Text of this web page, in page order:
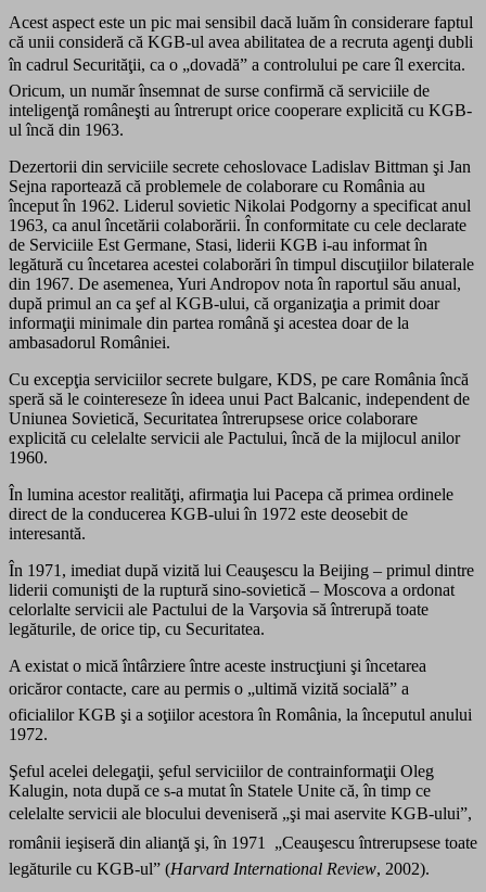
Acest aspect este un pic mai sensibil dacă luăm în considerare faptul
că unii consideră că KGB-ul avea abilitatea de a recruta agenţi dubli
în cadrul Securităţii, ca o „dovadă” a controlului pe care îl exercita.
Oricum, un număr însemnat de surse confirmă că serviciile de
inteligenţă româneşti au întrerupt orice cooperare explicită cu KGB-
ul încă din 1963.
Dezertorii din serviciile secrete cehoslovace Ladislav Bittman şi Jan
Sejna raportează că problemele de colaborare cu România au
început în 1962. Liderul sovietic Nikolai Podgorny a specificat anul
1963, ca anul încetării colaborării. În conformitate cu cele declarate
de Serviciile Est Germane, Stasi, liderii KGB i-au informat în
legătură cu încetarea acestei colaborări în timpul discuţiilor bilaterale
din 1967. De asemenea, Yuri Andropov nota în raportul său anual,
după primul an ca şef al KGB-ului, că organizaţia a primit doar
informaţii minimale din partea română şi acestea doar de la
ambasadorul României.
Cu excepţia serviciilor secrete bulgare, KDS, pe care România încă
speră să le cointereseze în ideea unui Pact Balcanic, independent de
Uniunea Sovietică, Securitatea întrerupsese orice colaborare
explicită cu celelalte servicii ale Pactului, încă de la mijlocul anilor
1960.
În lumina acestor realităţi, afirmaţia lui Pacepa că primea ordinele
direct de la conducerea KGB-ului în 1972 este deosebit de
interesantă.
În 1971, imediat după vizită lui Ceauşescu la Beijing – primul dintre
liderii comunişti de la ruptură sino-sovietică – Moscova a ordonat
celorlalte servicii ale Pactului de la Varşovia să întrerupă toate
legăturile, de orice tip, cu Securitatea.
A existat o mică întârziere între aceste instrucţiuni şi încetarea
oricăror contacte, care au permis o „ultimă vizită socială” a
oficialilor KGB şi a soţiilor acestora în România, la începutul anului
1972.
Şeful acelei delegaţii, şeful serviciilor de contrainformaţii Oleg
Kalugin, nota după ce s-a mutat în Statele Unite că, în timp ce
celelalte servicii ale blocului deveniseră „şi mai aservite KGB-ului”,
românii ieşiseră din alianţă şi, în 1971  „Ceauşescu întrerupsese toate
legăturile cu KGB-ul” (Harvard International Review, 2002).